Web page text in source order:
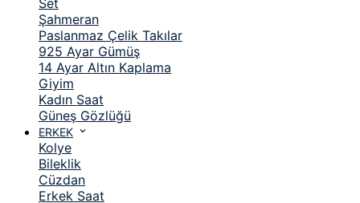
Set
Şahmeran
Paslanmaz Çelik Takılar
925 Ayar Gümüş
14 Ayar Altın Kaplama
Giyim
Kadın Saat
Güneş Gözlüğü
ERKEK
Kolye
Bileklik
Cüzdan
Erkek Saat